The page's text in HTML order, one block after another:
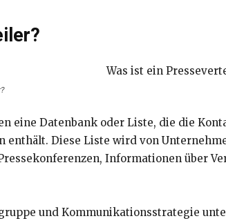
eine Datenbank oder Liste, die die
Diese Liste wird von
Informationen über
und Kommunikationsstrategie